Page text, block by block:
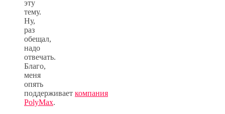
эту
тему.
Ну,
раз
обещал,
надо
отвечать.
Благо,
меня
опять
поддерживает компания
PolyMax.